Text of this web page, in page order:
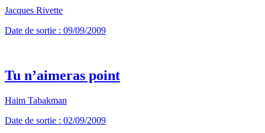
Jacques Rivette
Date de sortie : 09/09/2009
Tu n’aimeras point
Haim Tabakman
Date de sortie : 02/09/2009